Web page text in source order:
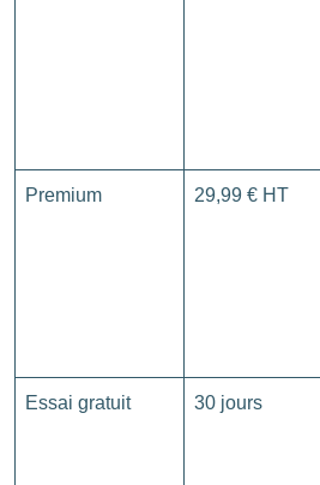
Premium 29,99 € HT
Essai gratuit 30 jours